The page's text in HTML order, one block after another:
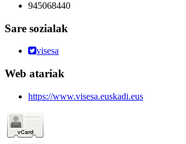
945068440
Sare sozialak
visesa
Web atariak
https://www.visesa.euskadi.eus